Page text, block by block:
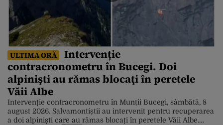
ULTIMA ORĂ
Intervenție
contracronometru în Bucegi. Doi
alpinişti au rămas blocaţi în peretele
Văii Albe
Intervenție contracronometru în Munții Bucegi, sâmbătă, 8
august 2026. Salvamontiștii au intervenit pentru recuperarea
a doi alpiniști care au rămas blocați în peretele Văii Albe.